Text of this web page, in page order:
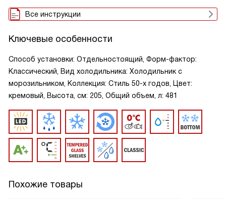
Все инструкции
Ключевые особенности
Способ установки: Отдельностоящий, Форм-фактор:
Классический, Вид холодильника: Холодильник с
морозильником, Коллекция: Стиль 50-х годов, Цвет:
кремовый, Высота, см: 205, Общий объем, л: 481
Похожие товары